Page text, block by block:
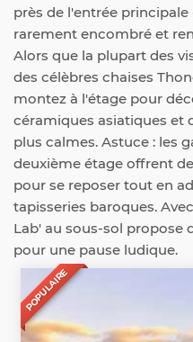
près de l'entrée
rarement encombré et
Alors que la plupart des
des célèbres chaises
montez à l'étage pour
céramiques asiatiques et
plus calmes. Astuce : les
deuxième étage offrent
pour se reposer tout en
tapisseries baroques.
Lab' au sous-sol propose
pour une pause ludique.
POPULAIRE